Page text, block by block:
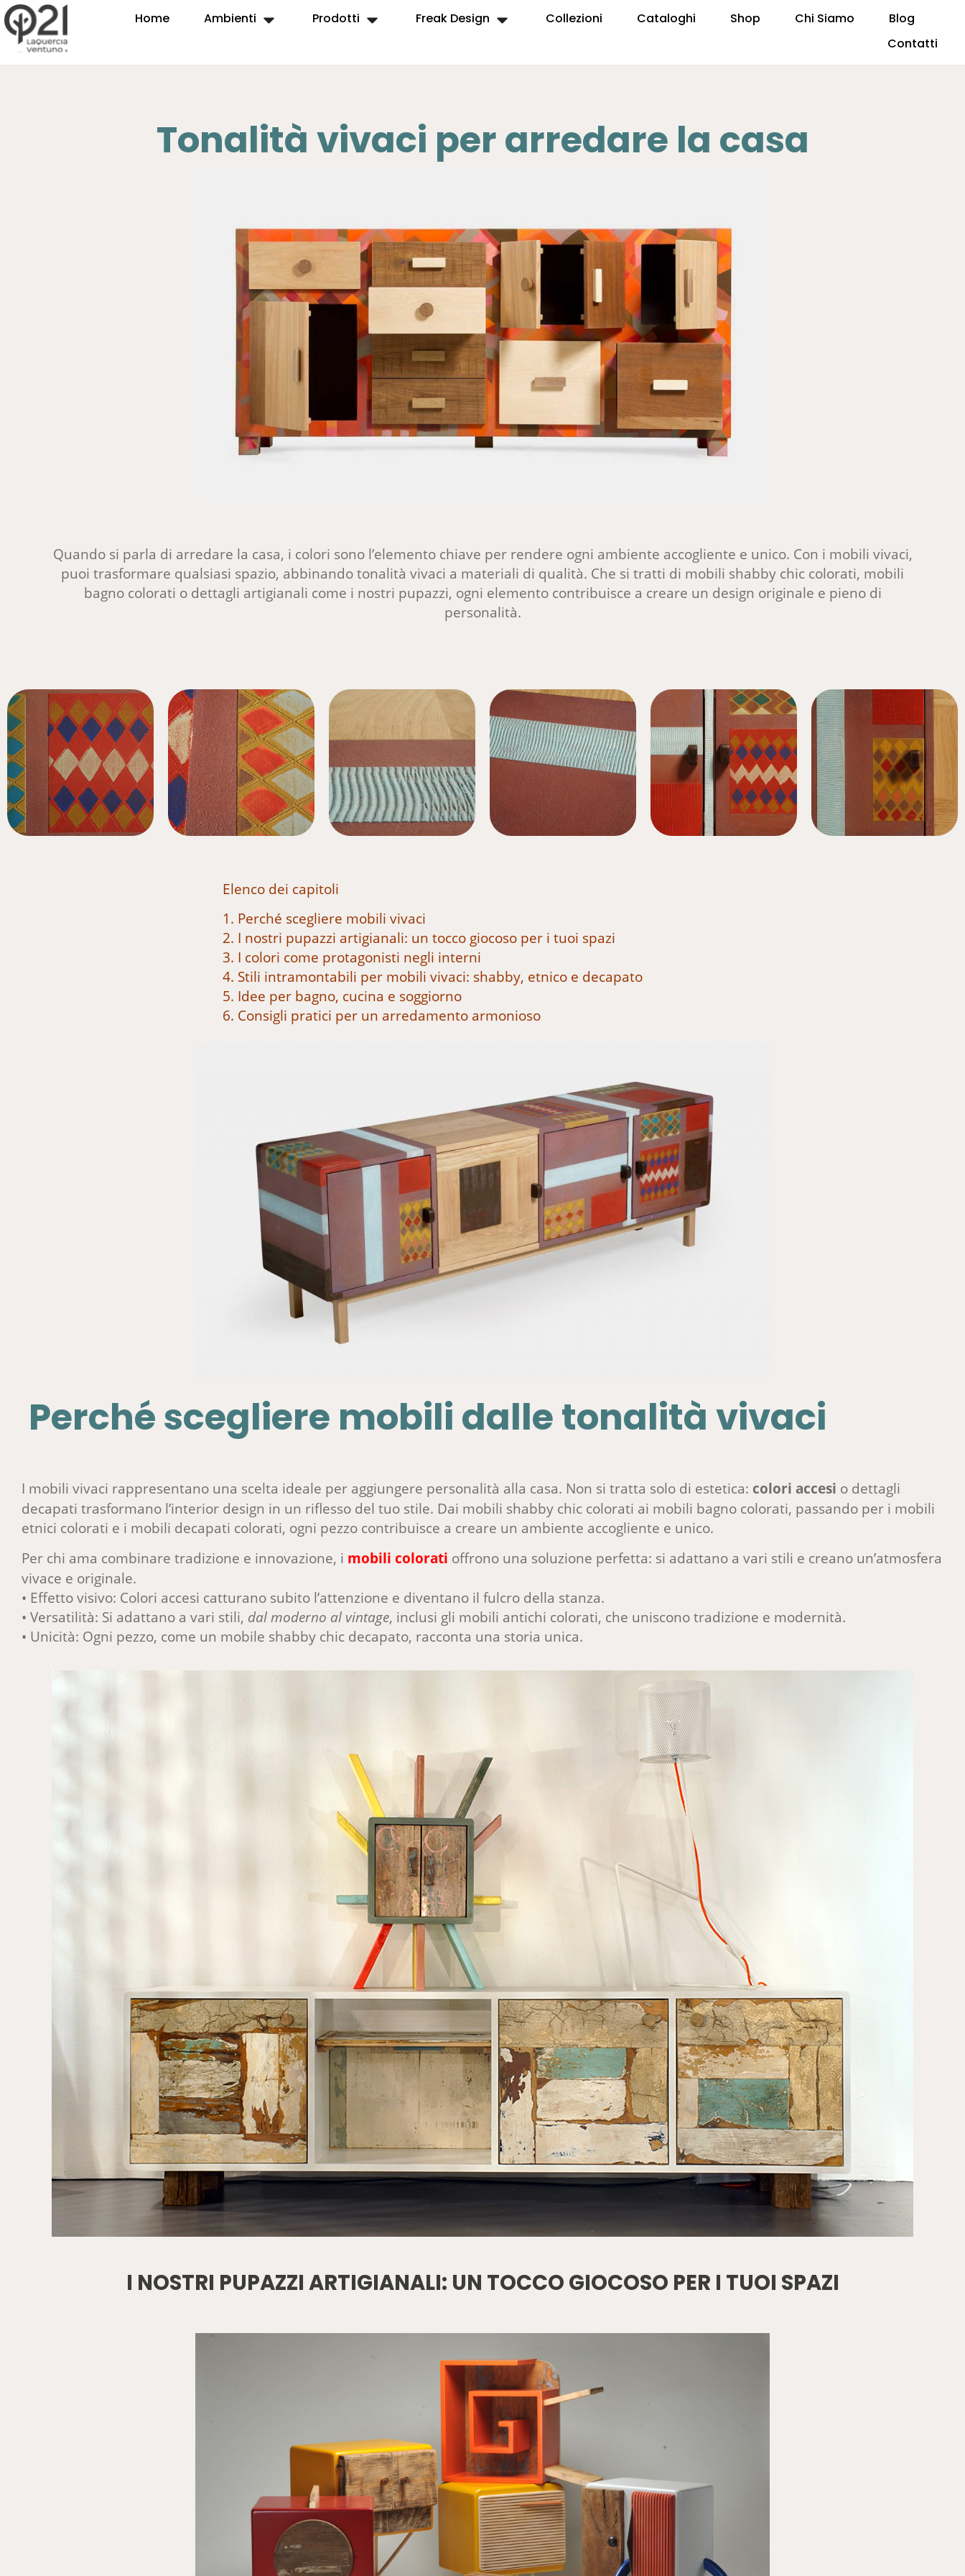
Home Ambienti Prodotti Freak Design Collezioni Cataloghi Shop Chi Siamo Blog
Contatti
Tonalità vivaci per arredare la casa
Quando si parla di arredare la casa, i colori sono l’elemento chiave per rendere ogni ambiente accogliente e unico. Con i mobili vivaci,
puoi trasformare qualsiasi spazio, abbinando tonalità vivaci a materiali di qualità. Che si tratti di mobili shabby chic colorati, mobili
bagno colorati o dettagli artigianali come i nostri pupazzi, ogni elemento contribuisce a creare un design originale e pieno di
personalità.
Elenco dei capitoli
1. Perché scegliere mobili vivaci
2. I nostri pupazzi artigianali: un tocco giocoso per i tuoi spazi
3. I colori come protagonisti negli interni
4. Stili intramontabili per mobili vivaci: shabby, etnico e decapato
5. Idee per bagno, cucina e soggiorno
6. Consigli pratici per un arredamento armonioso
Perché scegliere mobili dalle tonalità vivaci
I mobili vivaci rappresentano una scelta ideale per aggiungere personalità alla casa. Non si tratta solo di estetica: colori accesi o dettagli
decapati trasformano l’interior design in un riflesso del tuo stile. Dai mobili shabby chic colorati ai mobili bagno colorati, passando per i mobili
etnici colorati e i mobili decapati colorati, ogni pezzo contribuisce a creare un ambiente accogliente e unico.
Per chi ama combinare tradizione e innovazione, i mobili colorati offrono una soluzione perfetta: si adattano a vari stili e creano un’atmosfera
vivace e originale.
• Effetto visivo: Colori accesi catturano subito l’attenzione e diventano il fulcro della stanza.
• Versatilità: Si adattano a vari stili, dal moderno al vintage, inclusi gli mobili antichi colorati, che uniscono tradizione e modernità.
• Unicità: Ogni pezzo, come un mobile shabby chic decapato, racconta una storia unica.
I NOSTRI PUPAZZI ARTIGIANALI: UN TOCCO GIOCOSO PER I TUOI SPAZI